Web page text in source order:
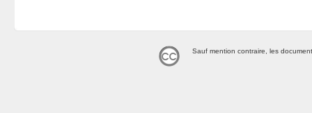
Sauf mention contraire, les